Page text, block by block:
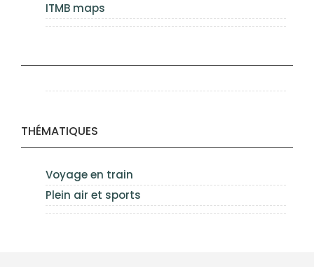
ITMB maps
THÉMATIQUES
Voyage en train
Plein air et sports